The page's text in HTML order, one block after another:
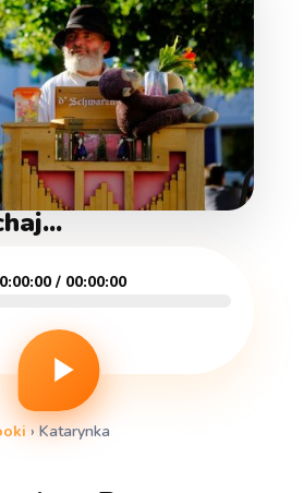
/ 00:00:00
›Katarynka